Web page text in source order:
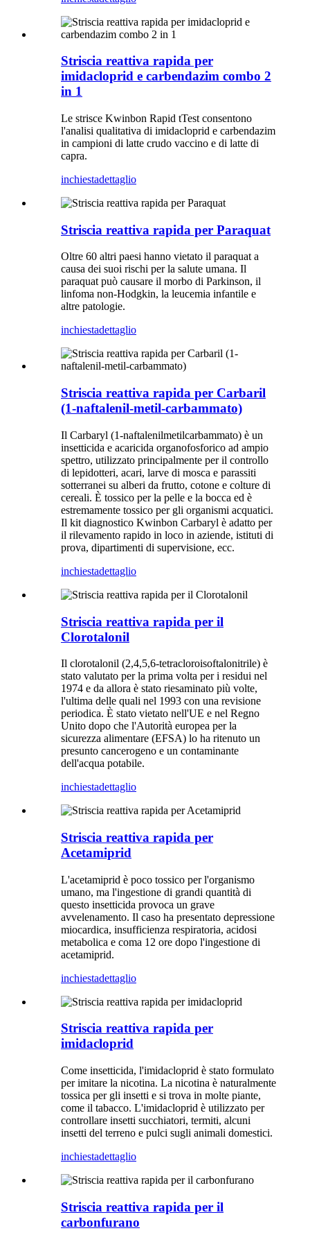
Striscia reattiva rapida per
imidacloprid e carbendazim combo 2
in 1
Le strisce Kwinbon Rapid tTest consentono
l'analisi qualitativa di imidacloprid e carbendazim
in campioni di latte crudo vaccino e di latte di
capra.
inchiestadettaglio
Striscia reattiva rapida per Paraquat
Oltre 60 altri paesi hanno vietato il paraquat a
causa dei suoi rischi per la salute umana. Il
paraquat può causare il morbo di Parkinson, il
linfoma non-Hodgkin, la leucemia infantile e
altre patologie.
inchiestadettaglio
Striscia reattiva rapida per Carbaril
(1-naftalenil-metil-carbammato)
Il Carbaryl (1-naftalenilmetilcarbammato) è un
insetticida e acaricida organofosforico ad ampio
spettro, utilizzato principalmente per il controllo
di lepidotteri, acari, larve di mosca e parassiti
sotterranei su alberi da frutto, cotone e colture di
cereali. È tossico per la pelle e la bocca ed è
estremamente tossico per gli organismi acquatici.
Il kit diagnostico Kwinbon Carbaryl è adatto per
il rilevamento rapido in loco in aziende, istituti di
prova, dipartimenti di supervisione, ecc.
inchiestadettaglio
Striscia reattiva rapida per il
Clorotalonil
Il clorotalonil (2,4,5,6-tetracloroisoftalonitrile) è
stato valutato per la prima volta per i residui nel
1974 e da allora è stato riesaminato più volte,
l'ultima delle quali nel 1993 con una revisione
periodica. È stato vietato nell'UE e nel Regno
Unito dopo che l'Autorità europea per la
sicurezza alimentare (EFSA) lo ha ritenuto un
presunto cancerogeno e un contaminante
dell'acqua potabile.
inchiestadettaglio
Striscia reattiva rapida per
Acetamiprid
L'acetamiprid è poco tossico per l'organismo
umano, ma l'ingestione di grandi quantità di
questo insetticida provoca un grave
avvelenamento. Il caso ha presentato depressione
miocardica, insufficienza respiratoria, acidosi
metabolica e coma 12 ore dopo l'ingestione di
acetamiprid.
inchiestadettaglio
Striscia reattiva rapida per
imidacloprid
Come insetticida, l'imidacloprid è stato formulato
per imitare la nicotina. La nicotina è naturalmente
tossica per gli insetti e si trova in molte piante,
come il tabacco. L'imidacloprid è utilizzato per
controllare insetti succhiatori, termiti, alcuni
insetti del terreno e pulci sugli animali domestici.
inchiestadettaglio
Striscia reattiva rapida per il
carbonfurano